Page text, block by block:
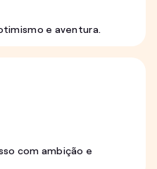
e aventura.
com ambição e